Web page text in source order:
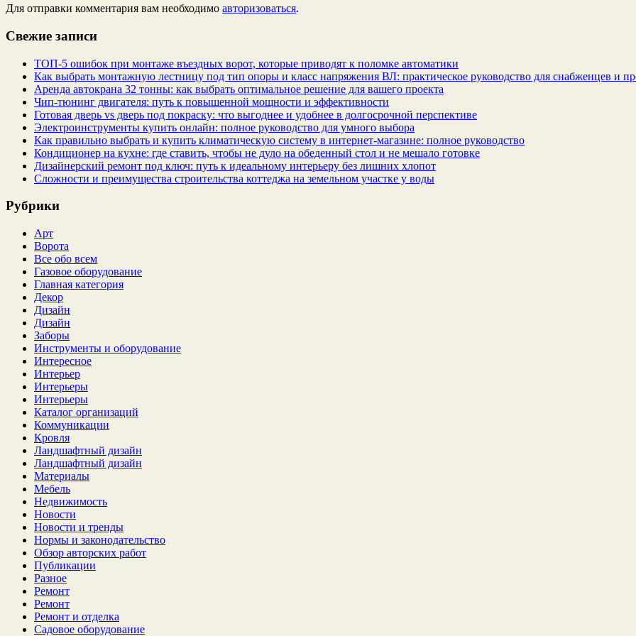
Для отправки комментария вам необходимо авторизоваться.
Свежие записи
ТОП-5 ошибок при монтаже въездных ворот, которые приводят к поломке автоматики
Как выбрать монтажную лестницу под тип опоры и класс напряжения ВЛ: практическое руководство для снабженцев и
Аренда автокрана 32 тонны: как выбрать оптимальное решение для вашего проекта
Чип‑тюнинг двигателя: путь к повышенной мощности и эффективности
Готовая дверь vs дверь под покраску: что выгоднее и удобнее в долгосрочной перспективе
Электроинструменты купить онлайн: полное руководство для умного выбора
Как правильно выбрать и купить климатическую систему в интернет‑магазине: полное руководство
Кондиционер на кухне: где ставить, чтобы не дуло на обеденный стол и не мешало готовке
Дизайнерский ремонт под ключ: путь к идеальному интерьеру без лишних хлопот
Сложности и преимущества строительства коттеджа на земельном участке у воды
Рубрики
Арт
Ворота
Все обо всем
Газовое оборудование
Главная категория
Декор
Дизайн
Дизайн
Заборы
Инструменты и оборудование
Интересное
Интерьер
Интерьеры
Интерьеры
Каталог организаций
Коммуникации
Кровля
Ландшафтный дизайн
Ландшафтный дизайн
Материалы
Мебель
Недвижимость
Новости
Новости и тренды
Нормы и законодательство
Обзор авторских работ
Публикации
Разное
Ремонт
Ремонт
Ремонт и отделка
Садовое оборудование